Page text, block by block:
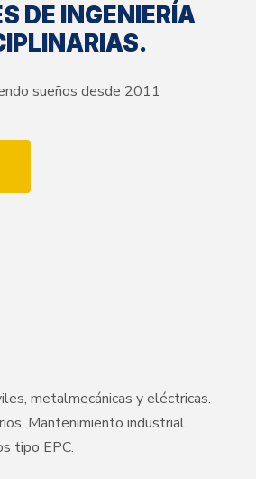
DE INGENIERÍA
sueños desde 2011
metalmecánicas y eléctricas.
Mantenimiento industrial.
tipo EPC.